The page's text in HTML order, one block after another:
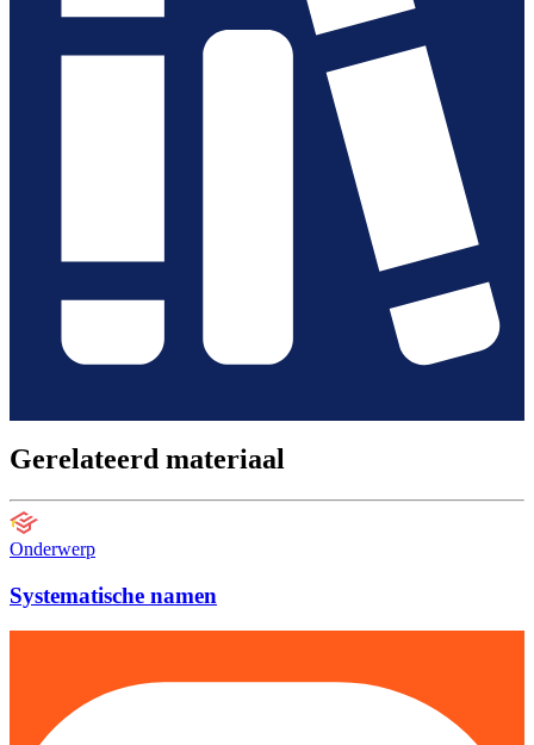
Gerelateerd materiaal
Onderwerp
Systematische namen